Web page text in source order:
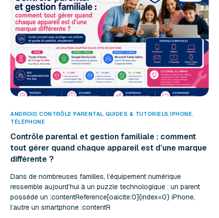
ANDROID,CONTRÔLE PARENTAL, GUIDES & TUTORIELS,IPHONE
TÉLÉPHONE
Contrôle parental et gestion familiale : comment
tout gérer quand chaque appareil est d’une marque
différente ?
Dans de nombreuses familles, l’équipement numérique
ressemble aujourd’hui à un puzzle technologique : un parent
possède un :contentReference[oaicite:0]{index=0} iPhone,
l’autre un smartphone :contentR